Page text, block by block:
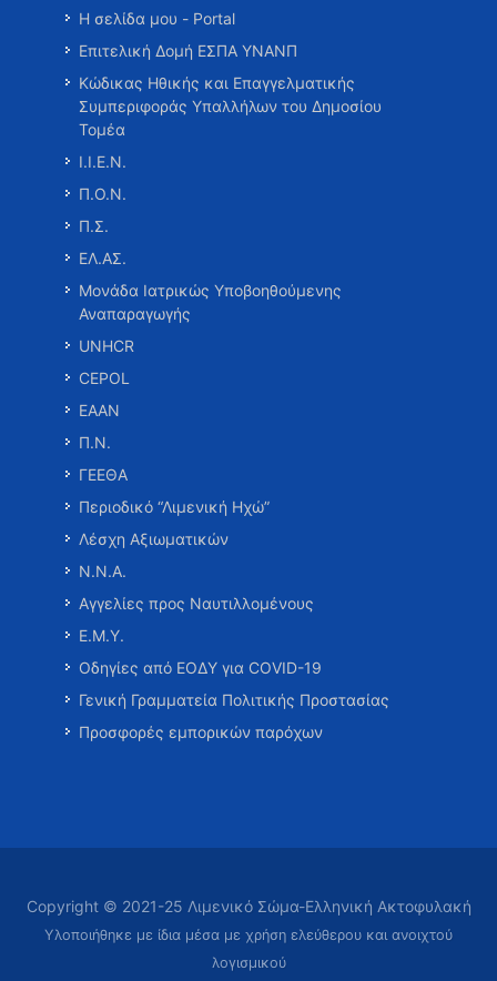
Η σελίδα μου - Portal
Επιτελική Δομή ΕΣΠΑ ΥΝΑΝΠ
Κώδικας Ηθικής και Επαγγελματικής
Συμπεριφοράς Υπαλλήλων του Δημοσίου
Τομέα
Ι.Ι.Ε.Ν.
Π.Ο.Ν.
Π.Σ.
ΕΛ.ΑΣ.
Μονάδα Ιατρικώς Υποβοηθούμενης
Αναπαραγωγής
UNHCR
CEPOL
ΕΑΑΝ
Π.Ν.
ΓΕΕΘΑ
Περιοδικό “Λιμενική Ηχώ”
Λέσχη Αξιωματικών
Ν.Ν.Α.
Αγγελίες προς Ναυτιλλομένους
Ε.Μ.Υ.
Οδηγίες από ΕΟΔΥ για COVID-19
Γενική Γραμματεία Πολιτικής Προστασίας
Προσφορές εμπορικών παρόχων
Copyright © 2021-25 Λιμενικό Σώμα-Ελληνική Ακτοφυλακή
Υλοποιήθηκε με ίδια μέσα με χρήση ελεύθερου και ανοιχτού
λογισμικού